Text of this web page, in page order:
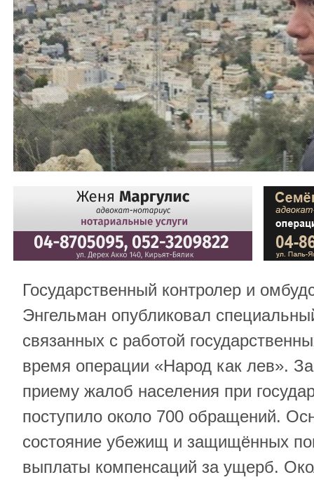
Государственный контролер и
Энгельман опубликовал
связанных с работой
время операции «Народ как лев».
приему жалоб населения при
поступило около 700 обращений.
состояние убежищ и защищённых
выплаты компенсаций за ущерб.